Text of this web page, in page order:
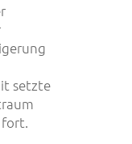
setzte
fort.